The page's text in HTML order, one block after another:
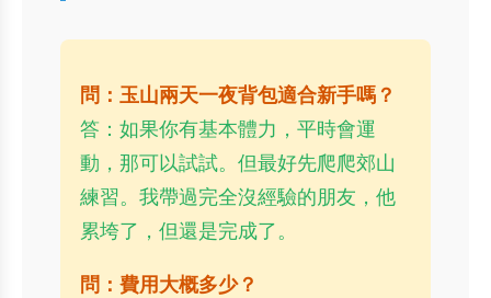
問：玉山兩天一夜背包適合新手嗎？
答：如果你有基本體力，平時會運
動，那可以試試。但最好先爬爬郊山
練習。我帶過完全沒經驗的朋友，他
累垮了，但還是完成了。
問：費用大概多少？